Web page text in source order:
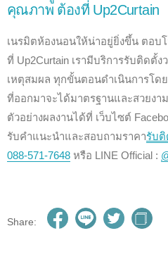
คุณภาพ ต้องที่ Up2Curtain
เนรมิตห้องนอนให้น่าอยู่ยิ่งขึ้น ตอบ
ที่ Up2Curtain เรามีบริการรับติดตั้ง
เหตุสมผล ทุกขั้นตอนดำเนินการโด
ที่ออกมาจะได้มาตรฐานและสวยง
ตัวอย่างผลงานได้ที่ เว็บไซต์
รับคำแนะนำและสอบถามราคารับติ
088-571-7648 หรือ LINE Official :
Share: